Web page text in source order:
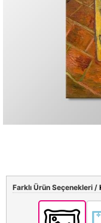
Farklı Ürün Seçenekleri /